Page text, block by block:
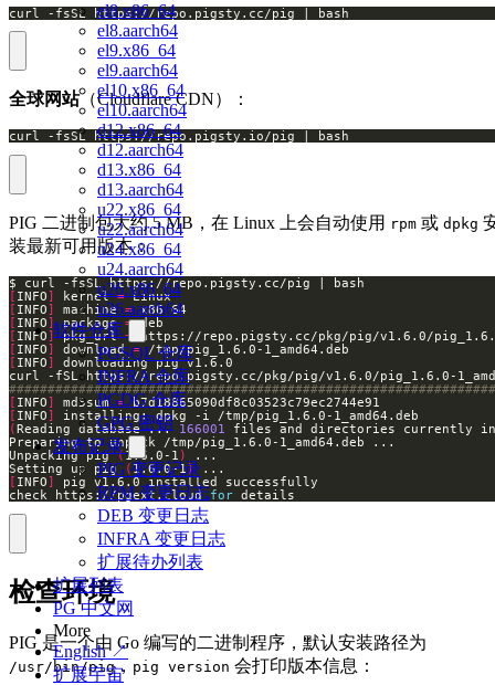
el8.x86_64
el8.aarch64
el9.x86_64
el9.aarch64
el10.x86_64
el10.aarch64
d12.x86_64
d12.aarch64
d13.x86_64
d13.aarch64
u22.x86_64
u22.aarch64
u24.x86_64
u24.aarch64
u26.x86_64
u26.aarch64
软件仓库
PGSQL 仓库
INFRA 仓库
PGDG 仓库
GPG 密钥
发布记录
PIG 变更记录
RPM 变更日志
DEB 变更日志
INFRA 变更日志
扩展待办列表
扩展列表
PG 中文网
More
English ↗
扩展宇宙
curl -fsSL https://repo.pigsty.cc/pig | bash
全球网站（Cloudflare CDN）：
curl -fsSL https://repo.pigsty.io/pig | bash
PIG 二进制包大约 5 MB，在 Linux 上会自动使用 rpm 或 dpkg
装最新可用版本：
[ INFO] kernel =
[ INFO] machine =
[ INFO] package =
[ INFO] pkg_url =
[ INFO] download =
[ INFO]
[ INFO] md5sum =
[ INFO]
(Reading database ... 166001
files and directories currently
Unpacking pig (1.6.0-1 )
Setting up pig (1.6.0-1)
[ INFO]
check https://pgext.cloud for details
检查环境
PIG 是一个由 Go 编写的二进制程序，默认安装路径为
/usr/bin/pig， pig version 会打印版本信息：